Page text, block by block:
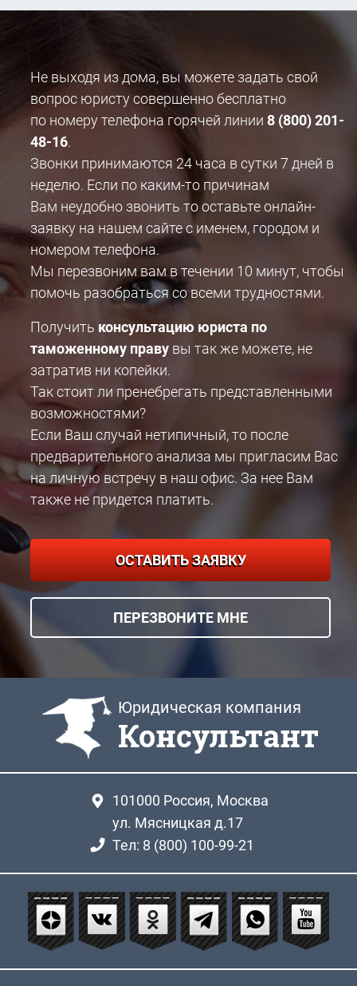
Не выходя из дома, вы можете задать свой
вопрос юристу совершенно бесплатно
по номеру телефона горячей линии 8 (800) 201-
48-16.
Звонки принимаются 24 часа в сутки 7 дней в
неделю. Если по каким-то причинам
Вам неудобно звонить то оставьте онлайн-
заявку на нашем сайте с именем, городом и
номером телефона.
Мы перезвоним вам в течении 10 минут, чтобы
помочь разобраться со всеми трудностями.
Получить консультацию юриста по
таможенному праву вы так же можете, не
затратив ни копейки.
Так стоит ли пренебрегать представленными
возможностями?
Если Ваш случай нетипичный, то после
предварительного анализа мы пригласим Вас
на личную встречу в наш офис. За нее Вам
также не придется платить.
ОСТАВИТЬ ЗАЯВКУ
ПЕРЕЗВОНИТЕ МНЕ
Юридическая компания
Консультант
101000 Россия, Москва
ул. Мясницкая д.17
Тел: 8 (800) 100-99-21